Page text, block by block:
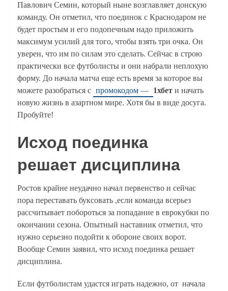
Павлович Семин, который ныне возглавляет донскую
команду. Он отметил, что поединок с Краснодаром не
будет простым и его подопечным надо приложить
максимум усилий для того, чтобы взять три очка. Он
уверен, что им по силам это сделать. Сейчас в строю
практически все футболисты и они набрали неплохую
форму. До начала матча еще есть время за которое вы
можете разобраться с промокодом — 1хбет и начать
новую жизнь в азартном мире. Хотя бы в виде досуга.
Пробуйте!
Исход поединка
решает дисциплина
Ростов крайне неудачно начал первенство и сейчас
пора переставать буксовать ,если команда всерьез
рассчитывает побороться за попадание в еврокубки по
окончании сезона. Опытный наставник отметил, что
нужно серьезно подойти к обороне своих ворот.
Вообще Семин заявил, что исход поединка решает
дисциплина.
Если футболистам удастся играть надежно, от начала